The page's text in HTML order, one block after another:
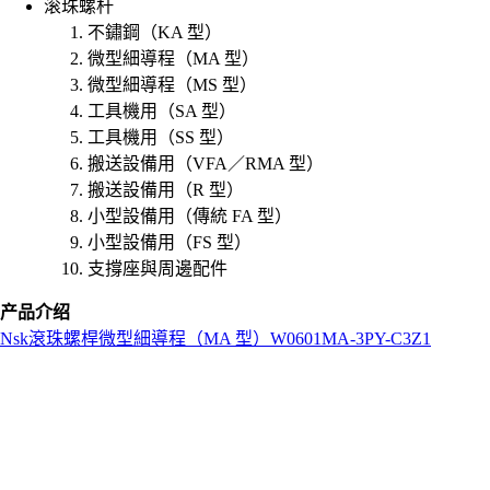
滚珠螺杆
不鏽鋼（KA 型）
微型細導程（MA 型）
微型細導程（MS 型）
工具機用（SA 型）
工具機用（SS 型）
搬送設備用（VFA／RMA 型）
搬送設備用（R 型）
小型設備用（傳統 FA 型）
小型設備用（FS 型）
支撐座與周邊配件
产品介绍
Nsk滾珠螺桿微型細導程（MA 型） W0601MA-3PY-C3Z1